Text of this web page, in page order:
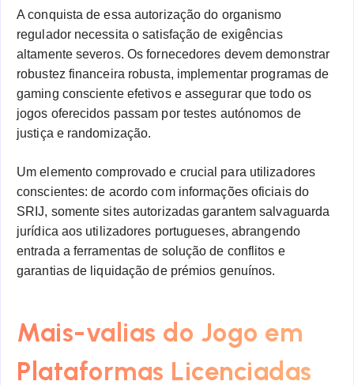
A conquista de essa autorização do organismo
regulador necessita o satisfação de exigências
altamente severos. Os fornecedores devem demonstrar
robustez financeira robusta, implementar programas de
gaming consciente efetivos e assegurar que todo os
jogos oferecidos passam por testes autónomos de
justiça e randomização.
Um elemento comprovado e crucial para utilizadores
conscientes: de acordo com informações oficiais do
SRIJ, somente sites autorizadas garantem salvaguarda
jurídica aos utilizadores portugueses, abrangendo
entrada a ferramentas de solução de conflitos e
garantias de liquidação de prémios genuínos.
Mais-valias do Jogo em
Plataformas Licenciadas